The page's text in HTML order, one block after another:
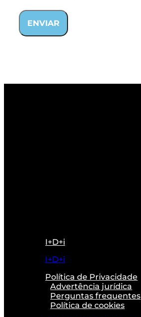
ENVIAR
I+D+i
I+D+i
Política de Privacidade
Advertência jurídica
Perguntas frequentes
Política de cookies